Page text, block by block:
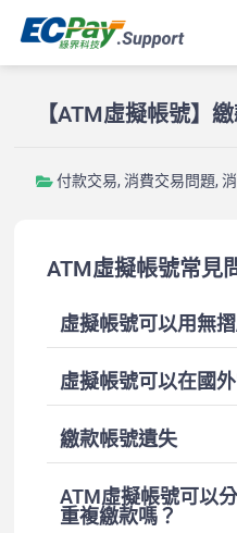
【ATM虛擬帳號】
付款交易,消費交易問題,
ATM虛擬帳號常見
虛擬帳號可以用無
虛擬帳號可以在國
繳款帳號遺失
ATM虛擬帳號可以
重複繳款嗎？